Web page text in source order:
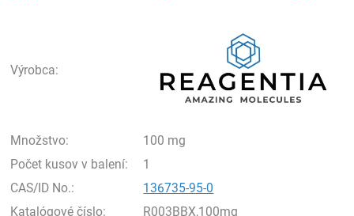
Výrobca:
Množstvo:
100 mg
Počet kusov v balení:
1
CAS/ID No.:
136735-95-0
Katalógové číslo:
R003BBX,100mg